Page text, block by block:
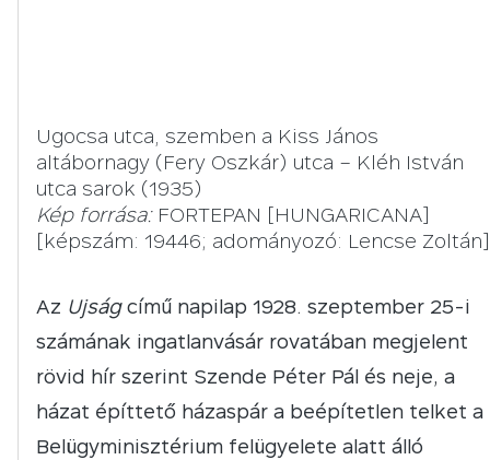
Ugocsa utca, szemben a Kiss János
altábornagy (Fery Oszkár) utca – Kléh István
utca sarok (1935)
Kép forrása:FORTEPAN [HUNGARICANA]
[képszám: 19446; adományozó: Lencse Zoltán]
Az Ujságcímű napilap 1928. szeptember 25-i
számának ingatlanvásár rovatában megjelent
rövid hír szerint Szende Péter Pál és neje, a
házat építtető házaspár a beépítetlen telket a
Belügyminisztérium felügyelete alatt álló